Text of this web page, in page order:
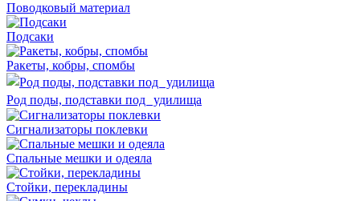
Поводковый материал
Подсаки
Ракеты, кобры, спомбы
Род поды, подставки под удилища
Сигнализаторы поклевки
Спальные мешки и одеяла
Стойки, перекладины